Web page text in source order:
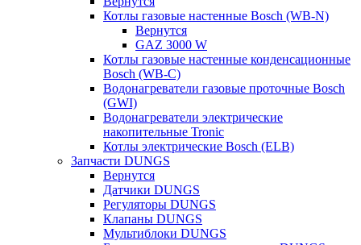
Котлы газовые настенные Bosch (WB-N)
Вернутся
GAZ 3000 W
Котлы газовые настенные конденсационные
Bosch (WB-C)
Водонагреватели газовые проточные Bosch
(GWI)
Водонагреватели электрические
накопительные Tronic
Котлы электрические Bosch (ELB)
Запчасти DUNGS
Вернутся
Датчики DUNGS
Регуляторы DUNGS
Клапаны DUNGS
Мультиблоки DUNGS